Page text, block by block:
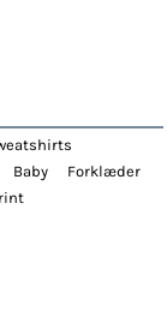
Baby
Forklæder